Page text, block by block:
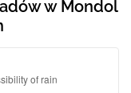
w Mondol